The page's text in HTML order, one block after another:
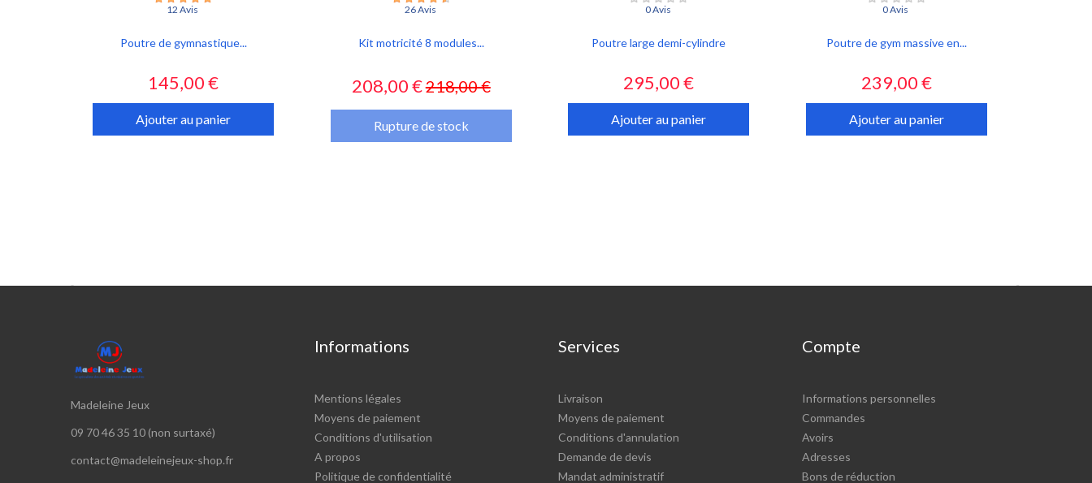
12 Avis
Poutre de gymnastique...
Prix
145,00 €
Ajouter au panier
26 Avis
Kit motricité 8 modules...
Prix
208,00 €Prix
habituel
218,00 €
Rupture de stock
0 Avis
Poutre large demi-cylindre
Prix
295,00 €
Ajouter au panier
0 Avis
Poutre de gym massive en...
Prix
239,00 €
Ajouter au panier
 
Madeleine Jeux
09 70 46 35 10 (non surtaxé)
contact@madeleinejeux-shop.fr
Informations
Mentions légales
Moyens de paiement
Conditions d'utilisation
A propos
Politique de confidentialité
Services
Livraison
Moyens de paiement
Conditions d'annulation
Demande de devis
Mandat administratif
Compte
Informations personnelles
Commandes
Avoirs
Adresses
Bons de réduction